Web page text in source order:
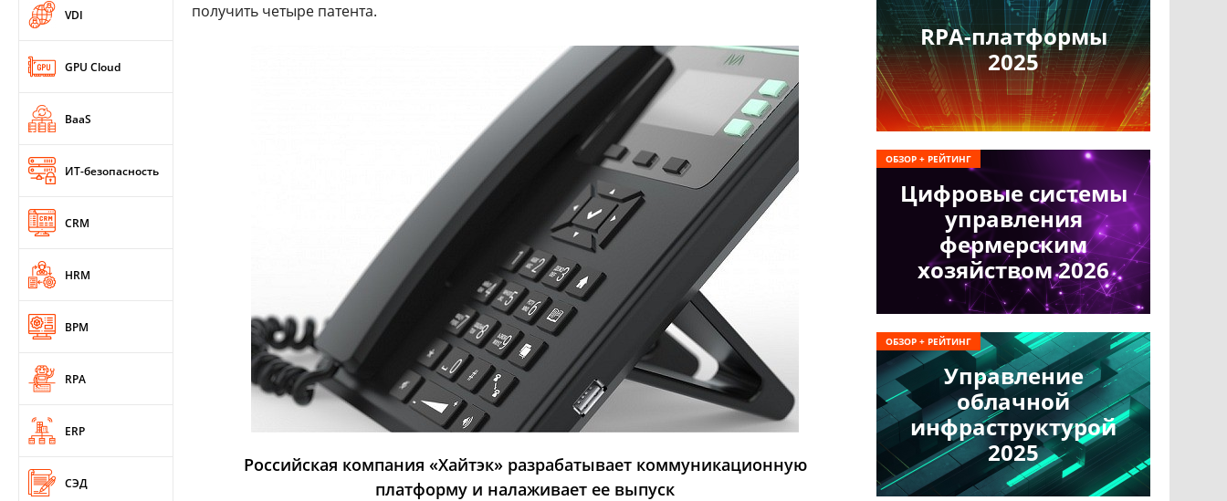
VDI
GPU Cloud
BaaS
ИТ-безопасность
CRM
HRM
BPM
RPA
ERP
СЭД
получить четыре патента.
Российская компания «Хайтэк» разрабатывает коммуникационную
платформу и налаживает ее выпуск
RPA-платформы
2025
Цифровые системы
управления
фермерским
хозяйством 2026
ОБЗОР + РЕЙТИНГ
Управление
облачной
инфраструктурой
2025
ОБЗОР + РЕЙТИНГ